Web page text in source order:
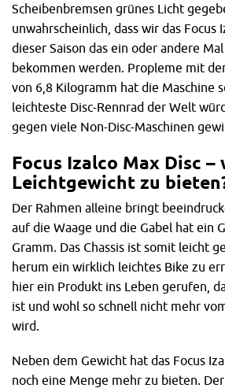
Scheibenbremsen grünes Licht
unwahrscheinlich, dass wir das Focus
dieser Saison das ein oder andere
bekommen werden. Propleme mit
von 6,8 Kilogramm hat die Maschine
leichteste Disc-Rennrad der Welt
gegen viele Non-Disc-Maschinen
Focus Izalco Max Disc –
Leichtgewicht zu
Der Rahmen alleine bringt
auf die Waage und die Gabel hat ein
Gramm. Das Chassis ist somit leicht
herum ein wirklich leichtes Bike zu
hier ein Produkt ins Leben gerufen,
ist und wohl so schnell nicht mehr
wird.
Neben dem Gewicht hat das Focus
noch eine Menge mehr zu bieten.